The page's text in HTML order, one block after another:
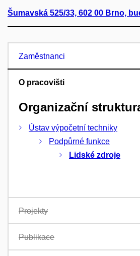
Šumavská 525/33, 602 00 Brno,
Zaměstnanci
O pracovišti
Organizační
Ústav výpočetní techniky
Podpůrné funkce
Lidské zdroje
Projekty
Publikace